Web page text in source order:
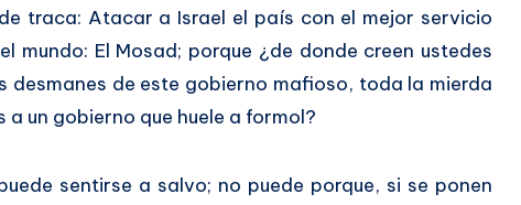
traca: Atacar a Israel el país con el mejor servicio
mundo: El Mosad; porque ¿de donde creen ustedes
desmanes de este gobierno mafioso, toda la mierda
un gobierno que huele a formol?
sentirse a salvo; no puede porque, si se ponen